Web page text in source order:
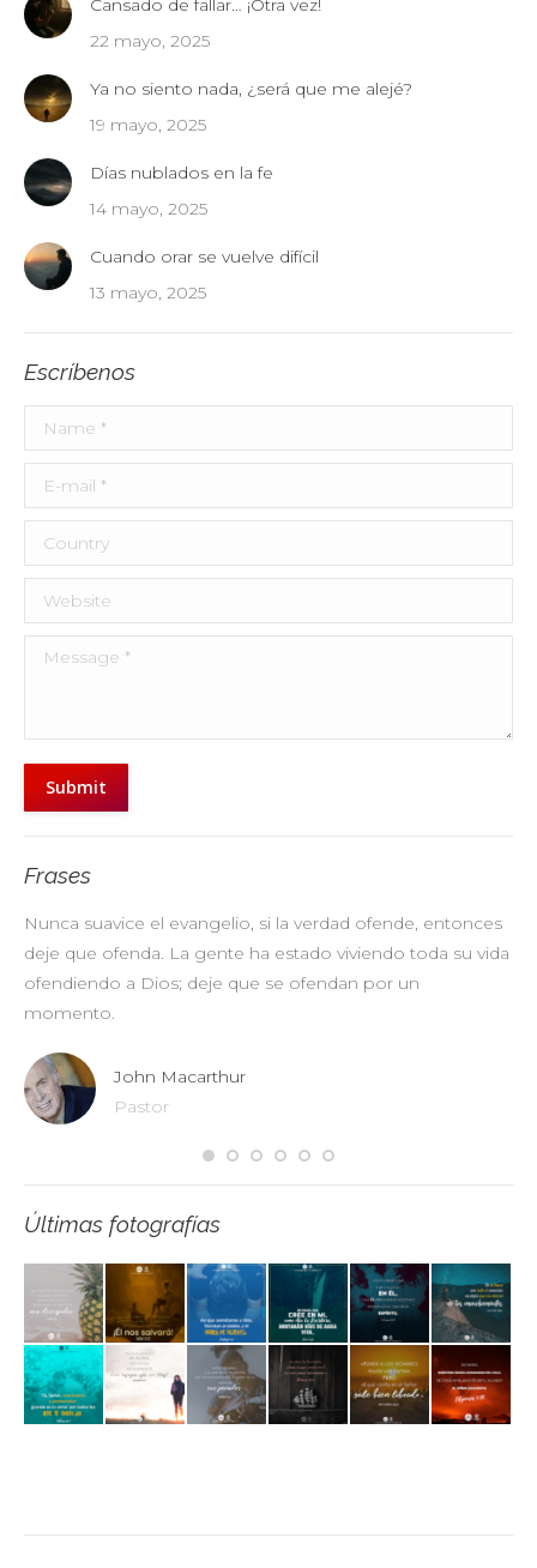
Cansado de fallar… ¡Otra vez!
22 mayo, 2025
Ya no siento nada, ¿será que me alejé?
19 mayo, 2025
Días nublados en la fe
14 mayo, 2025
Cuando orar se vuelve difícil
13 mayo, 2025
Escríbenos
Name *
E-mail *
Country
Website
Message *
Submit
Frases
Nunca suavice el evangelio, si la verdad ofende, entonces
deje que ofenda. La gente ha estado viviendo toda su vida
ofendiendo a Dios; deje que se ofendan por un
momento.
John Macarthur
Pastor
Últimas fotografías